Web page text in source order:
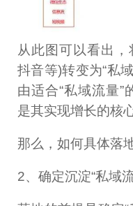
从此图可以看出，
抖音等)转变为“私
由适合“私域流量”
是其实现增长的核心
那么，如何具体落
2、确定沉淀“私域